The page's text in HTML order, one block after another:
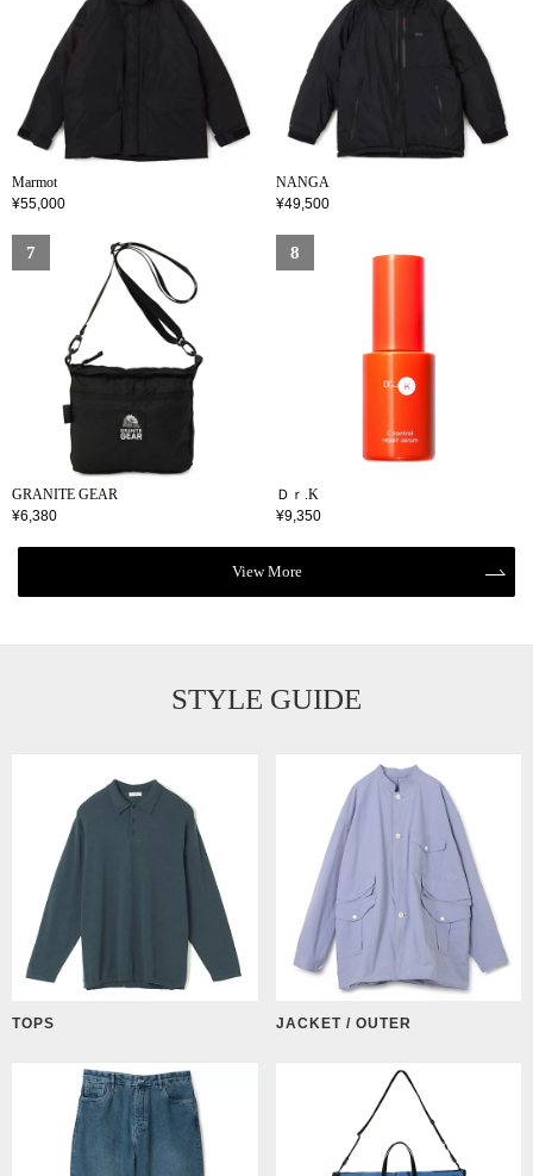
Marmot
¥55,000
NANGA
¥49,500
GRANITE GEAR
¥6,380
Ｄｒ.K
¥9,350
View More
STYLE GUIDE
TOPS JACKET / OUTER